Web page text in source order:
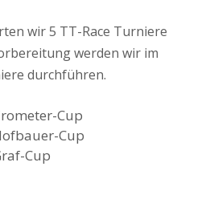
wir 5 TT-Race Turniere
werden wir im
durchführen.
Cup
Cup
Cup